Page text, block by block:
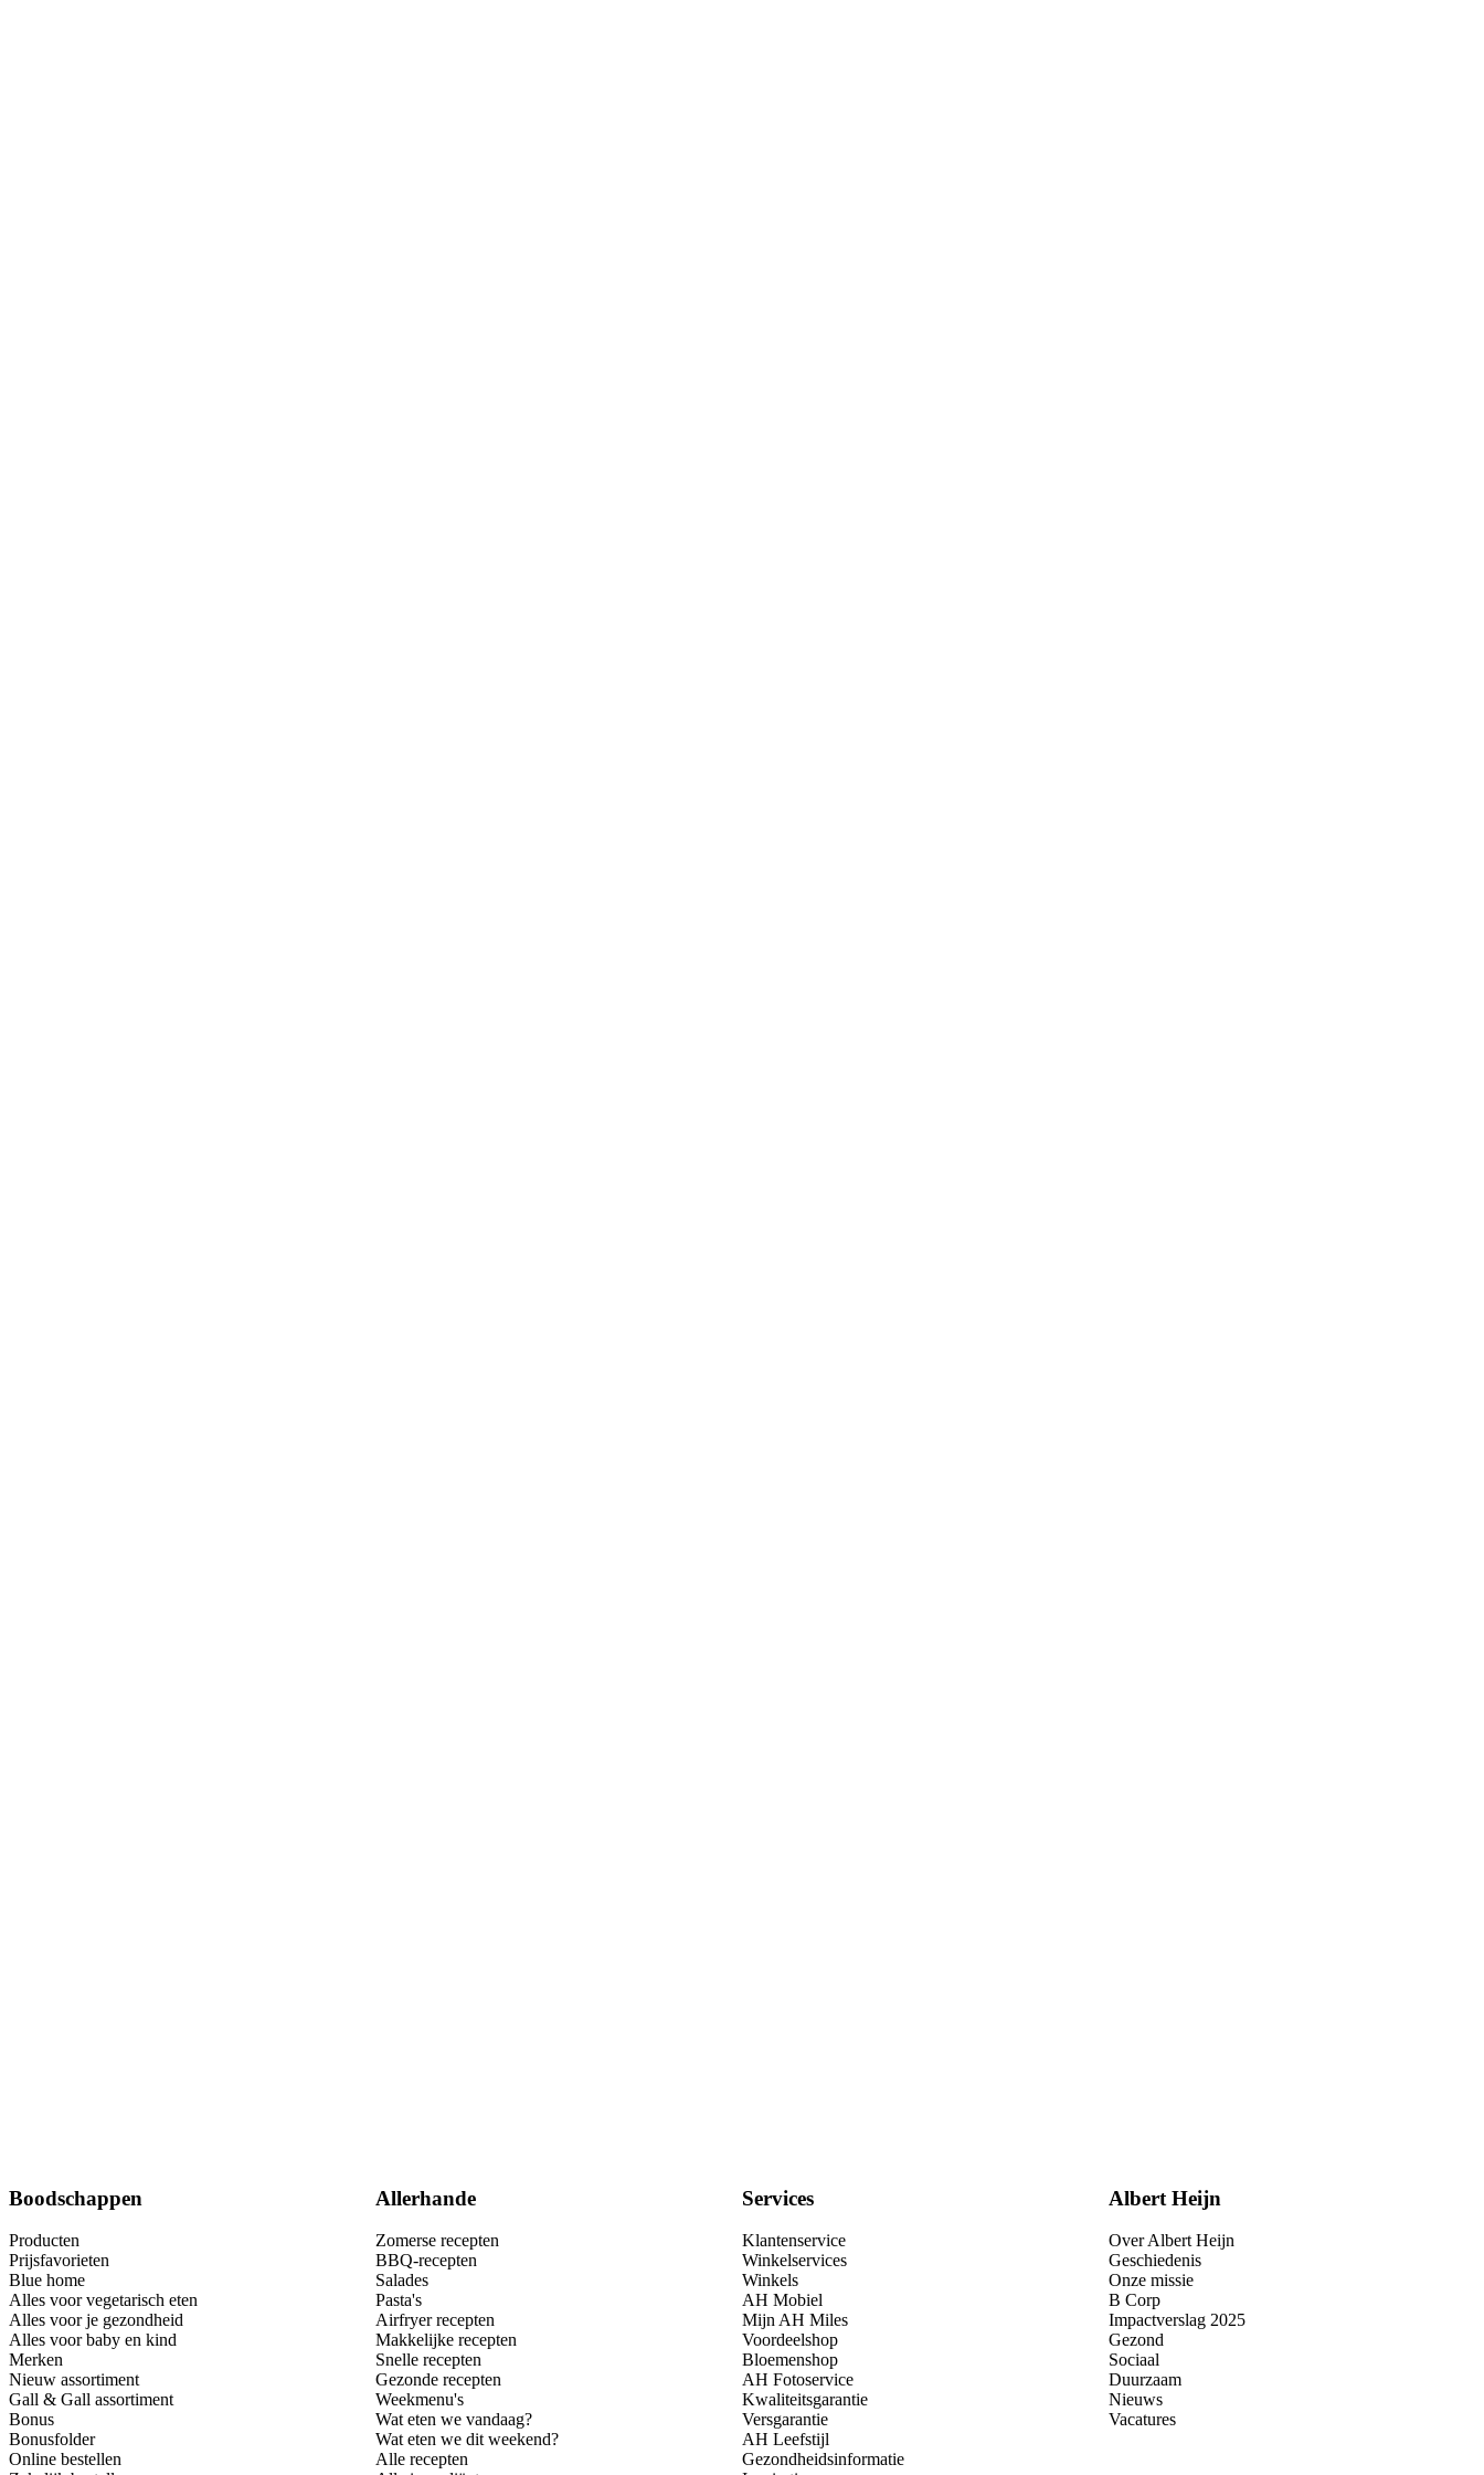
Boodschappen
Producten
Prijsfavorieten
Blue home
Alles voor vegetarisch eten
Alles voor je gezondheid
Alles voor baby en kind
Merken
Nieuw assortiment
Gall & Gall assortiment
Bonus
Bonusfolder
Online bestellen
Allerhande
Zomerse recepten
BBQ-recepten
Salades
Pasta's
Airfryer recepten
Makkelijke recepten
Snelle recepten
Gezonde recepten
Weekmenu's
Wat eten we vandaag?
Wat eten we dit weekend?
Alle recepten
Services
Klantenservice
Winkelservices
Winkels
AH Mobiel
Mijn AH Miles
Voordeelshop
Bloemenshop
AH Fotoservice
Kwaliteitsgarantie
Versgarantie
AH Leefstijl
Gezondheidsinformatie
Albert Heijn
Over Albert Heijn
Geschiedenis
Onze missie
B Corp
Impactverslag 2025
Gezond
Sociaal
Duurzaam
Nieuws
Vacatures